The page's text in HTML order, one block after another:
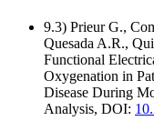
9.3) Prieur G.,
Quesada A.R.,
Functional
Oxygenation in
Disease During
Analysis, DOI: